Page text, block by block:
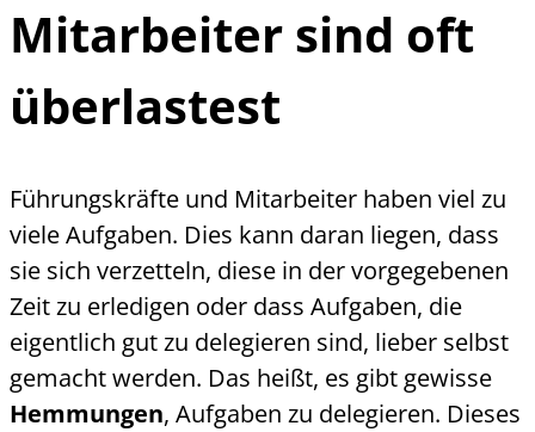
Mitarbeiter sind oft
überlastest
Führungskräfte und Mitarbeiter haben viel zu
viele Aufgaben. Dies kann daran liegen, dass
sie sich verzetteln, diese in der vorgegebenen
Zeit zu erledigen oder dass Aufgaben, die
eigentlich gut zu delegieren sind, lieber selbst
gemacht werden. Das heißt, es gibt gewisse
Hemmungen, Aufgaben zu delegieren. Dieses